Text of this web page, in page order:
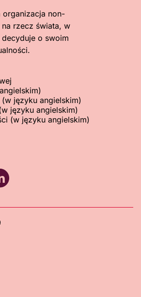
organizacja non-
rzecz świata, w
o swoim
(w języku angielskim)
języku angielskim)
(w języku angielskim)